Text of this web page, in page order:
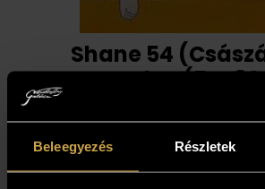
Beleegyezés Részletek
Shane 54
Relax
587 000
Kosárba